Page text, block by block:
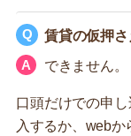
賃貸の仮押
できません。
口頭だけでの申
入するか、webか